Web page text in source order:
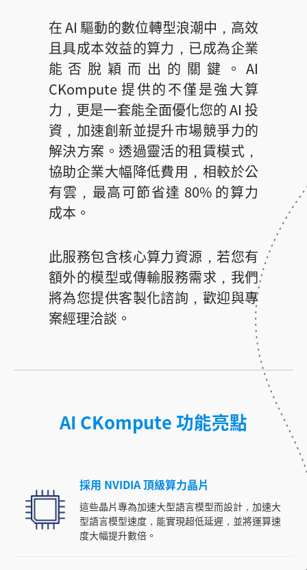
在 AI 驅動的數位轉型浪潮中，高效
且具成本效益的算力，已成為企業
能否脫穎而出的關鍵。AI
CKompute 提供的不僅是強大算
力，更是一套能全面優化您的 AI 投
資，加速創新並提升市場競爭力的
解決方案。透過靈活的租賃模式，
協助企業大幅降低費用，相較於公
有雲，最高可節省達 80% 的算力
成本。
此服務包含核心算力資源，若您有
額外的模型或傳輸服務需求，我們
將為您提供客製化諮詢，歡迎與專
案經理洽談。
AI CKompute 功能亮點
採用 NVIDIA 頂級算力晶片
這些晶片專為加速大型語言模型而設計，加速大
型語言模型速度，能實現超低延遲，並將運算速
度大幅提升數倍。